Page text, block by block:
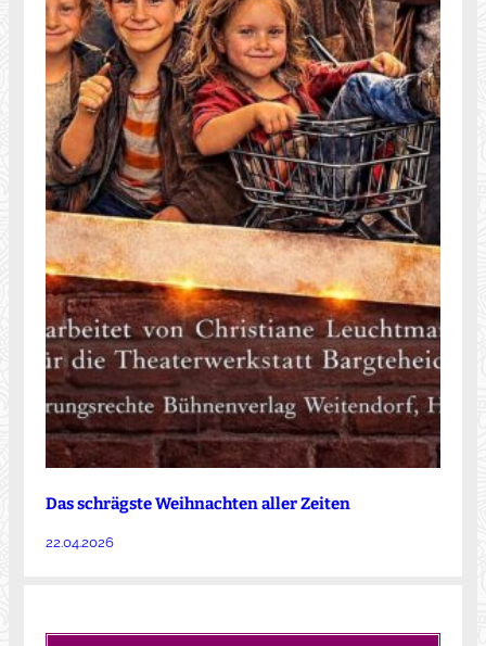
Das schrägste Weihnachten aller Zeiten
22.04.2026